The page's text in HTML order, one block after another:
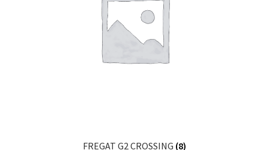
FREGAT G2 CROSSING (8)